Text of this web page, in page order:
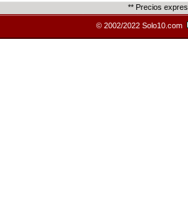
** Precios
© 2002/2022 Solo10.com